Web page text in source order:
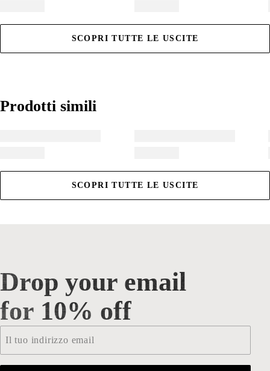
SCOPRI TUTTE LE USCITE
Prodotti simili
Prodotti simili
SCOPRI TUTTE LE USCITE
Drop your email for 10% off
Drop your email
for 10% off